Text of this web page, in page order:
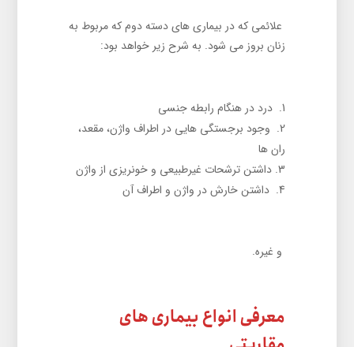
علائمی که در بیماری های دسته دوم که مربوط به
زنان بروز می شود. به شرح زیر خواهد بود:
درد در هنگام رابطه جنسی
وجود برجستگی هایی در اطراف واژن، مقعد،
ران ها
داشتن ترشحات غیرطبیعی و خونریزی از واژن
داشتن خارش در واژن و اطراف آن
و غیره.
معرفی انواع بیماری های